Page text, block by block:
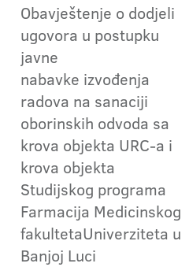
Obavještenje o dodjeli
ugovora u postupku
javne
nabavke izvođenja
radova na sanaciji
oborinskih odvoda sa
krova objekta URC-a i
krova objekta
Studijskog programa
Farmacija Medicinskog
fakultetaUniverziteta u
Banjoj Luci